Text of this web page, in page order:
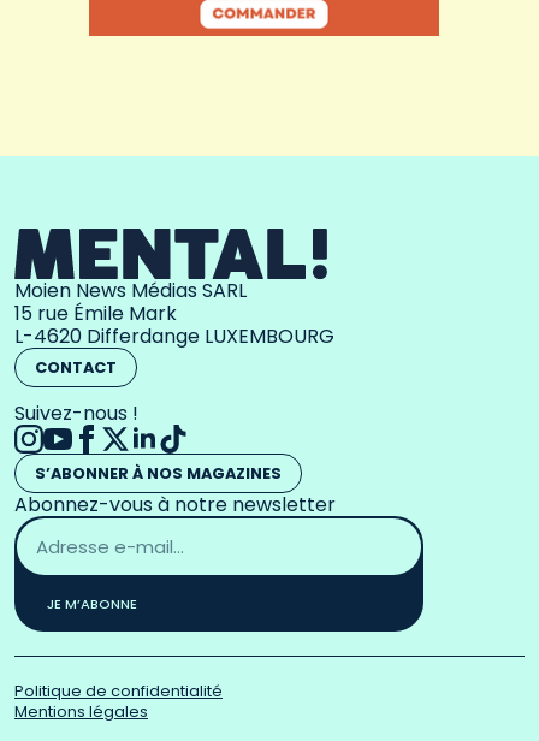
Moien News Médias SARL
15 rue Émile Mark
L-4620 Differdange LUXEMBOURG
CONTACT
Suivez-nous !
S’ABONNER À NOS MAGAZINES
Abonnez-vous à notre newsletter
Adresse
email
*
JE M’ABONNE
Politique de confidentialité
Mentions légales